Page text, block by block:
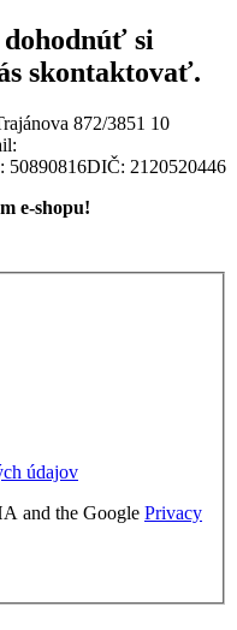
si
skontaktovať.
872/3851 10
50890816DIČ: 2120520446
e-shopu!
údajov
and the Google Privacy